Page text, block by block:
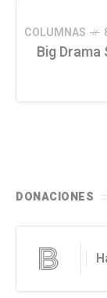
COLUMNAS
Big
DONACIONES